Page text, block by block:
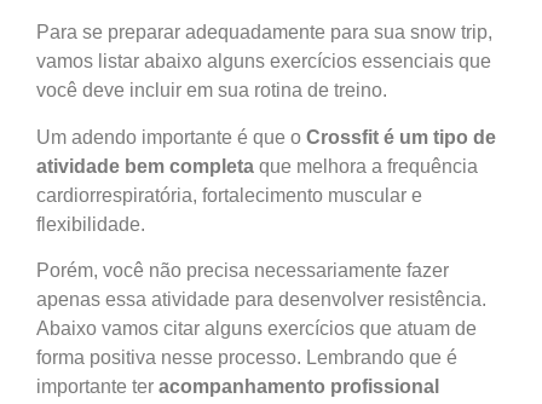
Para se preparar adequadamente para sua snow trip,
vamos listar abaixo alguns exercícios essenciais que
você deve incluir em sua rotina de treino.
Um adendo importante é que o Crossfit é um tipo de
atividade bem completa que melhora a frequência
cardiorrespiratória, fortalecimento muscular e
flexibilidade.
Porém, você não precisa necessariamente fazer
apenas essa atividade para desenvolver resistência.
Abaixo vamos citar alguns exercícios que atuam de
forma positiva nesse processo. Lembrando que é
importante ter acompanhamento profissional